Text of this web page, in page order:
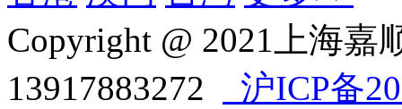
Copyright @ 2021上海
13917883272
沪ICP备